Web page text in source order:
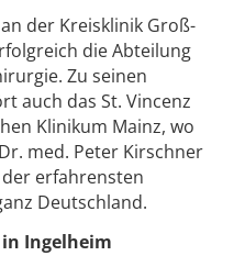
der Kreisklinik Groß-
die Abteilung
Zu seinen
auch das St. Vincenz
Klinikum Mainz, wo
med. Peter Kirschner
erfahrensten
Deutschland.
Ingelheim